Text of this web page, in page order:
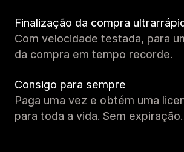
Finalização da compra
Com velocidade testada, para
da compra em tempo recorde.
Consigo para sempre
Paga uma vez e obtém uma
para toda a vida. Sem expiração.